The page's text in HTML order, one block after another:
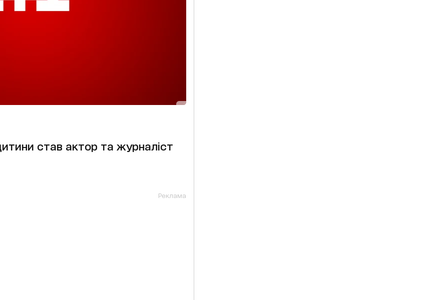
став актор та журналіст
Реклама